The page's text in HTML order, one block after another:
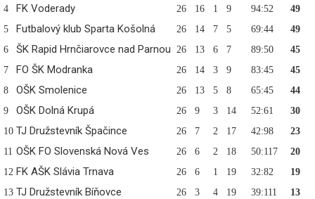
4
FK Voderady 26 16 1 9 94:52
49
5
Futbalový klub Sparta Košolná 26 14 7 5 69:44
49
6
ŠK Rapid Hrnčiarovce nad Parnou 26 13 6 7 89:50 45
7
FO ŠK Modranka 26 14 3 9 83:45
45
8
OŠK Smolenice 26 13 5 8 65:45
44
9
OŠK Dolná Krupá 26 9 3 14 52:61
30
10 TJ Družstevník Špačince 26 7 2 17 42:98
23
11 OŠK FO Slovenská Nová Ves 26 6 2 18 50:117
20
12 FK AŠK Slávia Trnava 26 6 1 19 32:82
19
13 TJ Družstevník Bíňovce 26 3 4 19 39:111
13